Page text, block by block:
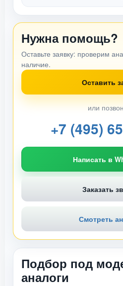
Нужна помощь?
Оставьте заявку: проверим
наличие.
Оставить
или
+7 (495)
Написать в
Заказать
Смотреть
Подбор под
аналоги